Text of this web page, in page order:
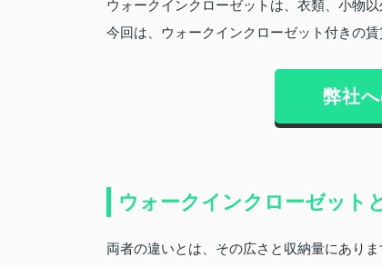
ウォークインクローゼットは、衣類、小物
今回は、ウォークインクローゼット付きの
弊社
ウォークインクローゼット
両者の違いとは、その広さと収納量にありま